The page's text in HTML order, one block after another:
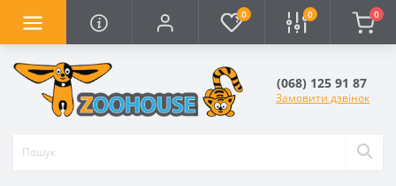
0 0 0
(068) 125 91 87
Замовити дзвінок